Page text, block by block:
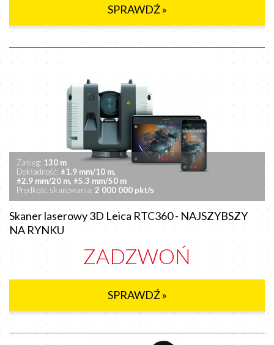
SPRAWDŹ »
Zasięg: 130 m
Dokładność: ±1.9 mm/10 m,
±2.9 mm/20 m, ±5.3 mm/50 m
Prędkość skanowania: 2 000 000 pkt/s
Skaner laserowy 3D Leica RTC360 - NAJSZYBSZY
NA RYNKU
ZADZWOŃ
SPRAWDŹ »